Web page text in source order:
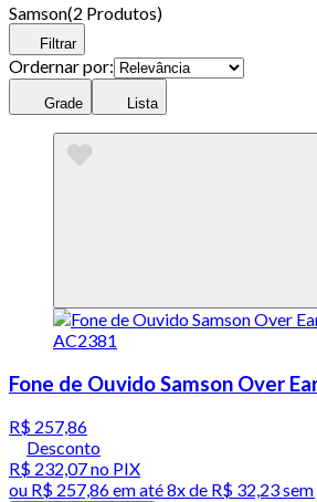
Samson(2 Produtos)
Filtrar
Ordernar por:
Grade Lista
Fone de Ouvido Samson Over
R$ 257,86
Desconto
R$ 232,07no PIX
ou R$ 257,86em até8x de R$ 32,23